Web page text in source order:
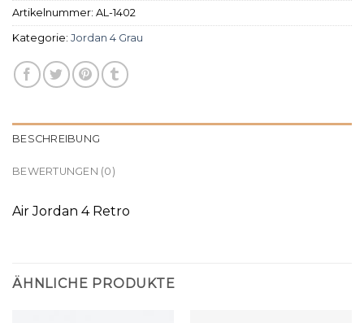
Artikelnummer: AL-1402
Kategorie: Jordan 4 Grau
BESCHREIBUNG
BEWERTUNGEN (0)
Air Jordan 4 Retro
ÄHNLICHE PRODUKTE